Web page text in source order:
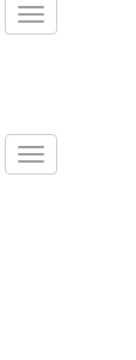
Toggle
Toggle